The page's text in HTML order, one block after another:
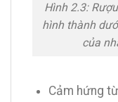
Hình 2.3:
hình thành
của
Cảm hứng từ